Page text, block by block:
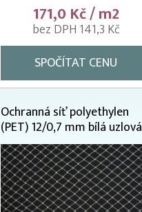
171,0 Kč / m2
bez DPH 141,3 Kč
SPOČÍTAT CENU
Ochranná síť polyethylen
(PET) 12/0,7 mm bílá uzlová